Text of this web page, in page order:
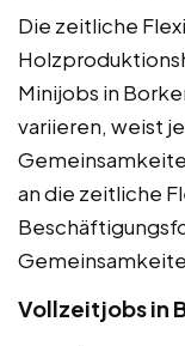
Die zeitliche
Minijobs in
variieren, weist
an die zeitliche
Vollzeitjobs in